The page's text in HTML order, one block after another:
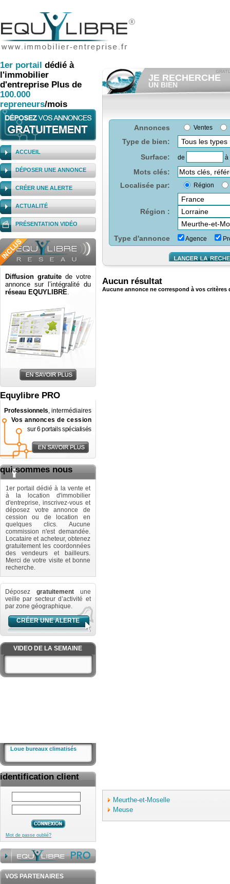
1er portail dédié à
l'immobilier
d'entreprise Plus de
100.000
repreneurs/mois
ACCUEIL
DÉPOSER UNE ANNONCE
CRÉER UNE ALERTE
ACTUALITÉ
PRÉSENTATION VIDÉO
Diffusion gratuite de votre
annonce sur l’intégralité du
réseau EQUYLIBRE.
Equylibre PRO
Professionnels, intermédiaires
Vos annonces de cession
sur 6 portails spécialisés
qui sommes nous
1er portail dédié à la vente et
à la location d'immobilier
d'entreprise, inscrivez-vous et
déposez votre annonce de
cession ou de location en
quelques clics. Aucune
commission n'est demandée.
Locataire et acheteur, obtenez
gratuitement les coordonnées
des vendeurs et bailleurs.
Merci de votre visite et bonne
recherche.
Déposez gratuitement une
veille par secteur d’activité et
par zone géographique.
CRÉER UNE ALERTE
VIDEO DE LA SEMAINE
Loue bureaux climatisés
identification client
Mot de passe oublié?
VOS PARTENAIRES
JE RECHERCHE
UN BIEN
Consulter gratuitementles
RECHERCHER UNE
ANNONCE
Annonces Ventes
Type de bien:
Surface:
de à
Mots clés:
Localisée par:
Région
Région :
Type d'annonce Agence
Aucun résultat
Aucune annonce ne correspond à vos critères
Meurthe-et-Moselle
Meuse